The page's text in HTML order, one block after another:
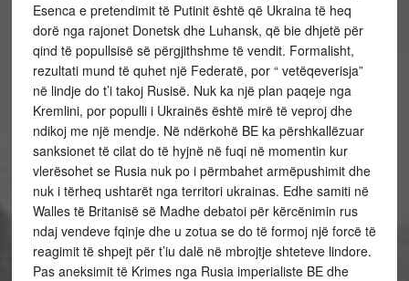
Esenca e pretendimit të Putinit është që Ukraina të heq
dorë nga rajonet Donetsk dhe Luhansk, që bie dhjetë për
qind të popullsisë së përgjithshme të vendit. Formalisht,
rezultati mund të quhet një Federatë, por “ vetëqeverisja”
në lindje do t’i takoj Rusisë. Nuk ka një plan paqeje nga
Kremlini, por populli i Ukrainës është mirë të veproj dhe
ndikoj me një mendje. Në ndërkohë BE ka përshkallëzuar
sanksionet të cilat do të hyjnë në fuqi në momentin kur
vlerësohet se Rusia nuk po i përmbahet armëpushimit dhe
nuk i tërheq ushtarët nga territori ukrainas. Edhe samiti në
Walles të Britanisë së Madhe debatoi për kërcënimin rus
ndaj vendeve fqinje dhe u zotua se do të formoj një forcë të
reagimit të shpejt për t’iu dalë në mbrojtje shteteve lindore.
Pas aneksimit të Krimes nga Rusia imperialiste BE dhe